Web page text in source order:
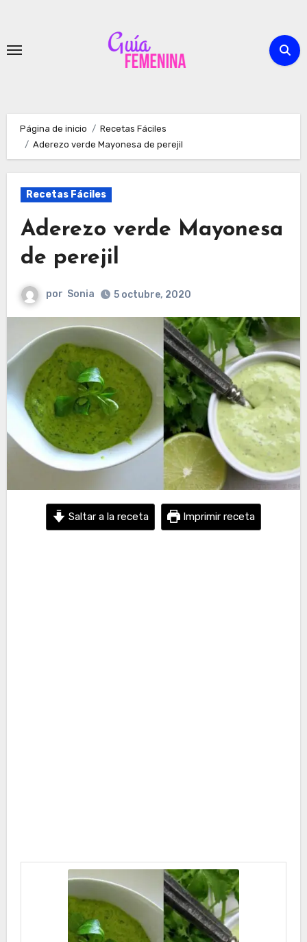
contenido
Página de inicio
Recetas Fáciles
Aderezo verde Mayonesa de perejil
Recetas Fáciles
Aderezo verde Mayonesa
de perejil
por Sonia 5 octubre, 2020
Saltar a la receta Imprimir receta